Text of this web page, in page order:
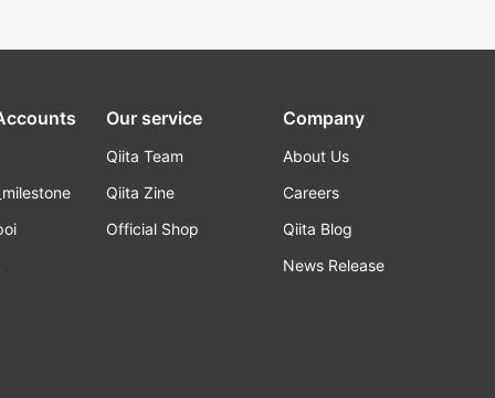
Our service
Qiita Team
Qiita Zine
Official Shop
Company
About Us
Careers
Qiita Blog
News Release